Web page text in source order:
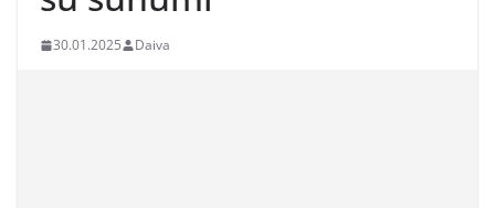
30.01.2025 Daiva